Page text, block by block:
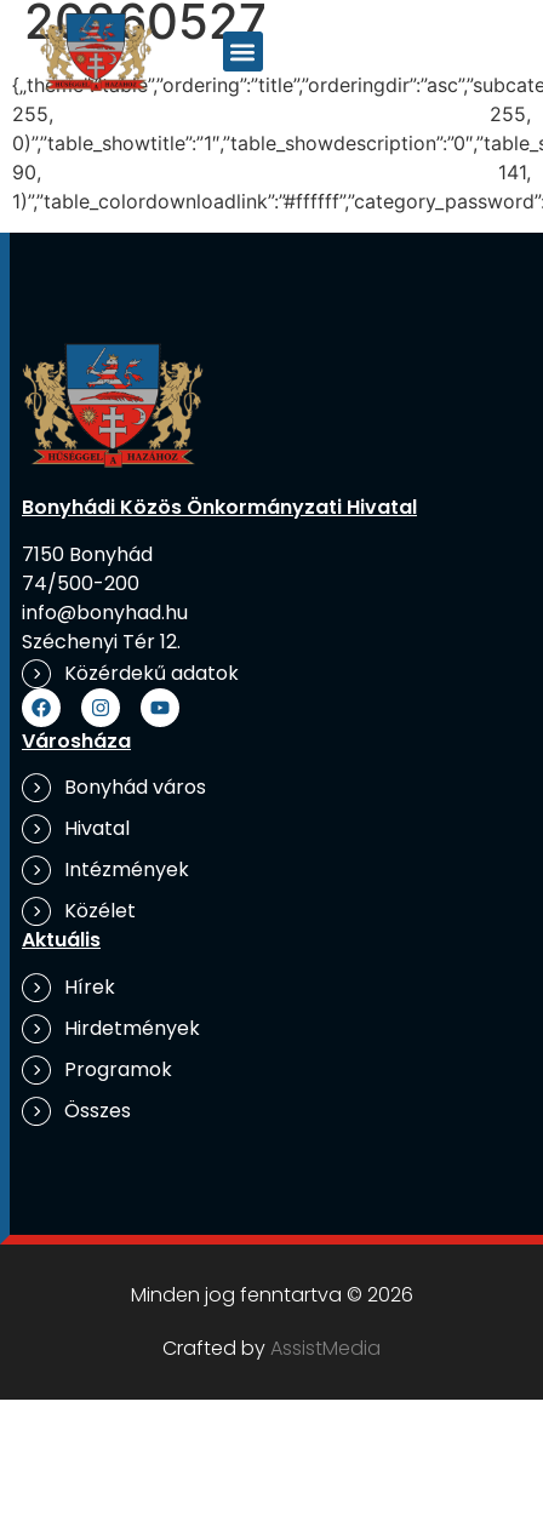
20260527
255, 255,
90, 141,
Bonyhádi Közös Önkormányzati Hivatal
7150 Bonyhád
74/500-200
info@bonyhad.hu
Széchenyi Tér 12.
Közérdekű adatok
Városháza
Bonyhád város
Hivatal
Intézmények
Közélet
Aktuális
Hírek
Hirdetmények
Programok
Összes
Minden jog fenntartva © 2026
Crafted byAssistMedia